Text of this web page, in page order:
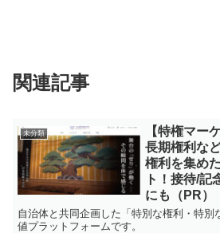
関連記事
未分類
【特権マー
長期権利な
権利を集め
ト！接待/記
にも（PR）
自治体と共同企画した「特別な権利・特別
値プラットフォームです。